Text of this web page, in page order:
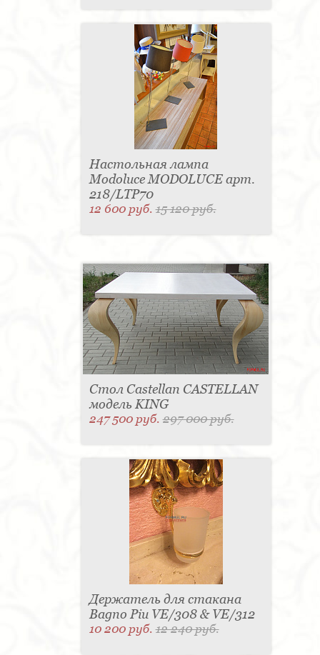
Настольная лампа
Modoluce MODOLUCE арт.
218/LTP70
12 600 руб.15 120 руб.
Стол Castellan CASTELLAN
модель KING
247 500 руб.297 000 руб.
Держатель для стакана
Bagno Piu VE/308 & VE/312
10 200 руб.12 240 руб.